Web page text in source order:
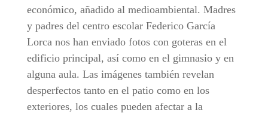
económico, añadido al medioambiental. Madres
y padres del centro escolar Federico García
Lorca nos han enviado fotos con goteras en el
edificio principal, así como en el gimnasio y en
alguna aula. Las imágenes también revelan
desperfectos tanto en el patio como en los
exteriores, los cuales pueden afectar a la